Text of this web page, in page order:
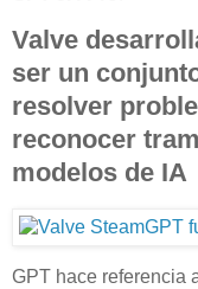
Valve
ser un
resolver
reconocer
modelos de IA
GPT hace referencia